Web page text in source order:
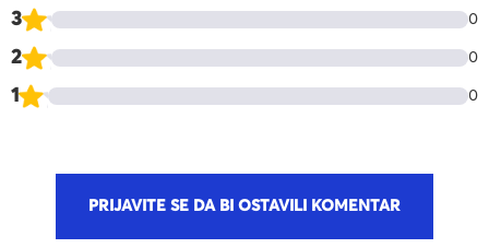
3 0
2 0
1 0
PRIJAVITE SE DA BI OSTAVILI KOMENTAR